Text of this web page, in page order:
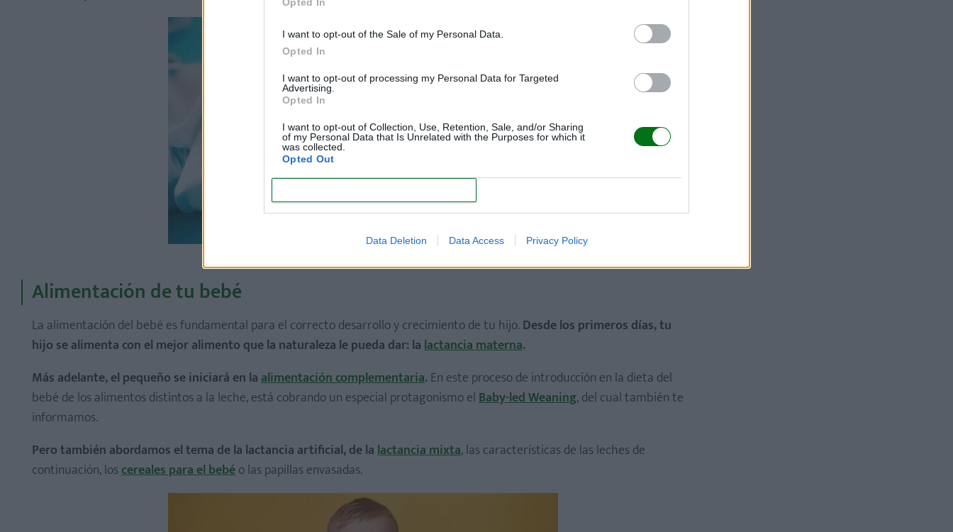
I want to opt-out of the Sale of my Personal Data.
Opted In
I want to opt-out of processing my Personal Data for Targeted
Advertising.
Opted In
I want to opt-out of Collection, Use, Retention, Sale, and/or Sharing
of my Personal Data that Is Unrelated with the Purposes for which it
was collected.
Opted Out
Data Deletion Data Access Privacy Policy
Alimentación de tu bebé
La alimentación del bebé es fundamental para el correcto desarrollo y crecimiento de tu hijo. Desde los primeros días, tu
hijo se alimenta con el mejor alimento que la naturaleza le pueda dar: lalactancia materna.
Más adelante, el pequeño se iniciará en laalimentación complementaria. En este proceso de introducción en la dieta del
bebé de los alimentos distintos a la leche, está cobrando un especial protagonismo elBaby-led Weaning, del cual también te
informamos.
Pero también abordamos el tema de la lactancia artificial, de lalactancia mixta, las características de las leches de
continuación, loscereales para el bebéo las papillas envasadas.